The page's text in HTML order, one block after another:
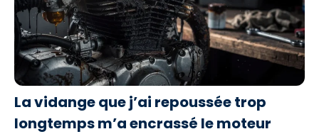
La vidange que j’ai repoussée trop
longtemps m’a encrassé le moteur